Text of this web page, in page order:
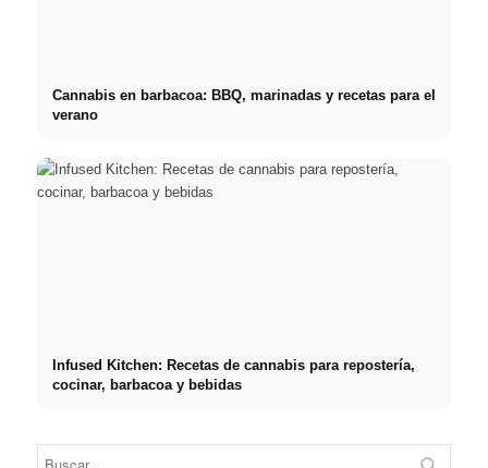
Cannabis en barbacoa: BBQ, marinadas y recetas para el
verano
Infused Kitchen: Recetas de cannabis para repostería,
cocinar, barbacoa y bebidas